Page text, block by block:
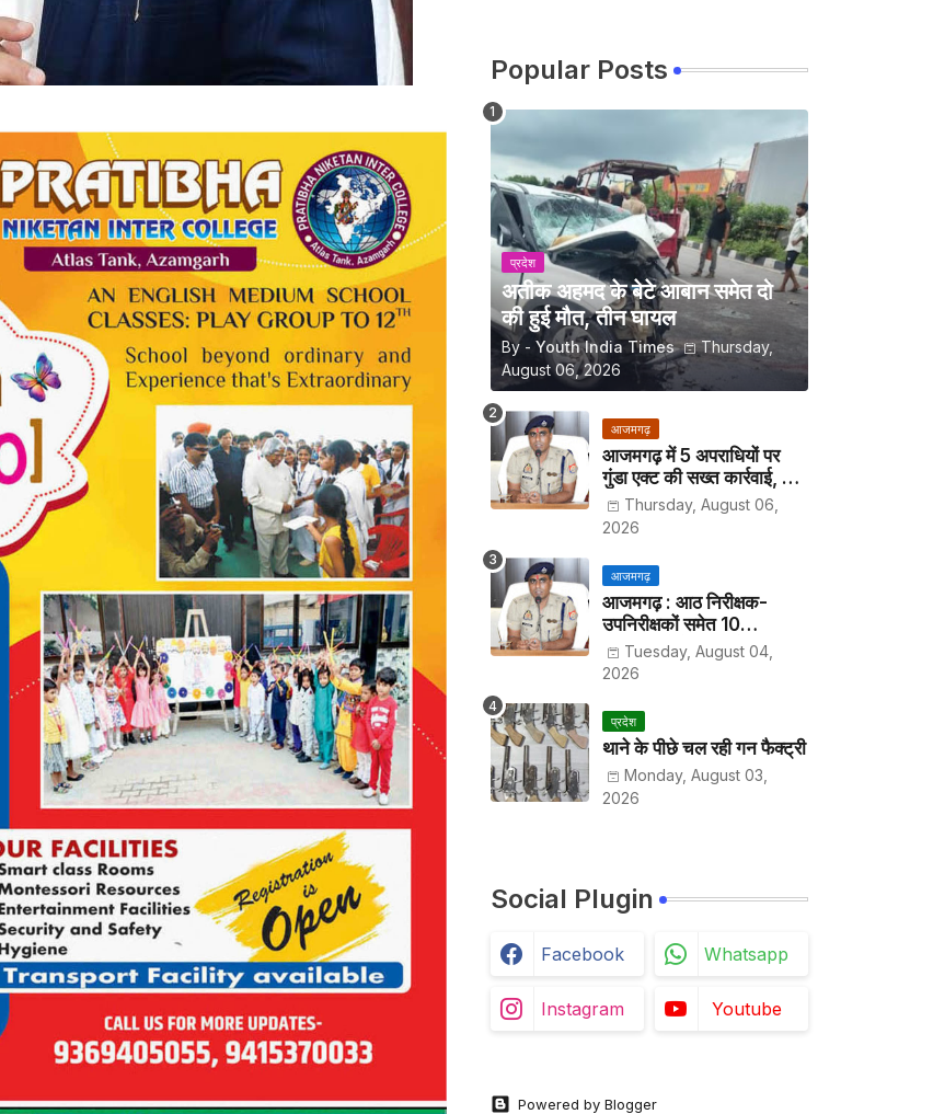
Popular Posts
प्रदेश
अतीक अहमद के बेटे आबान समेत दो
की हुई मौत, तीन घायल
By - Youth India Times
Thursday,
August 06, 2026
आजमगढ़
आजमगढ़ में 5 अपराधियों पर
गुंडा एक्ट की सख्त कार्रवाई, अब
हर पखवाड़े थाने में लगानी होगी
हाजिरी
Thursday, August 06,
2026
आजमगढ़
आजमगढ़ : आठ निरीक्षक-
उपनिरीक्षकों समेत 10
अधिकारियों के तबादले
Tuesday, August 04,
2026
प्रदेश
थाने के पीछे चल रही गन फैक्ट्री
Monday, August 03,
2026
Social Plugin
Facebook Whatsapp
Instagram Youtube
Powered by Blogger